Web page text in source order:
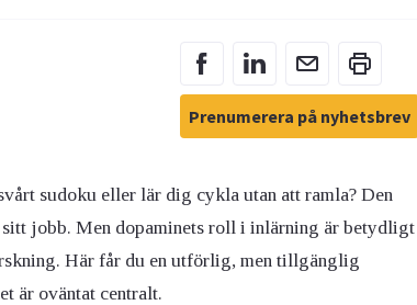
Prenumerera på nyhetsbrev
sudoku eller lär dig cykla utan att ramla? Den
sitt jobb. Men dopaminets roll i inlärning är betydligt
Här får du en utförlig, men tillgänglig
är oväntat centralt.